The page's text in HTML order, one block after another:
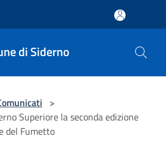
di Siderno
>
Superiore la seconda edizione
del Fumetto